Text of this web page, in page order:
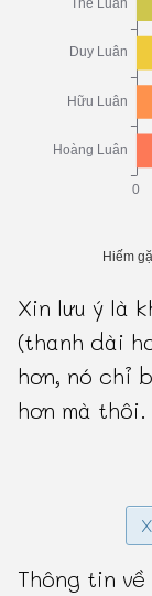
Xin lưu ý là
(thanh dài
hơn, nó chỉ
hơn mà thôi.
Thông tin